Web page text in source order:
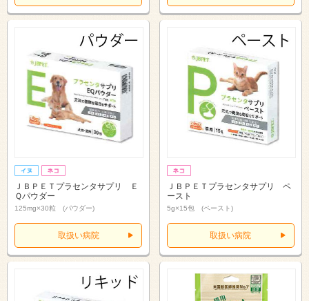
ＪＢＰＥＴプラセンタサプリ Ｅ
Ｑパウダー
125mg×30粒 (パウダー)
取扱い病院
ＪＢＰＥＴプラセンタサプリ ペ
ースト
5g×15包 (ペースト)
取扱い病院